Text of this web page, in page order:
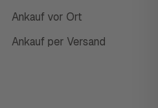
Ankauf vor Ort
Ankauf per Versand